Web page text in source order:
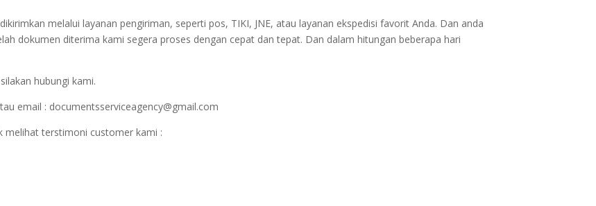
melalui layanan pengiriman, seperti pos, TIKI, JNE, atau layanan ekspedisi favorit Anda. Dan anda
dokumen diterima kami segera proses dengan cepat dan tepat. Dan dalam hitungan beberapa hari
hubungi kami.
email : documentsserviceagency@gmail.com
melihat terstimoni customer kami :